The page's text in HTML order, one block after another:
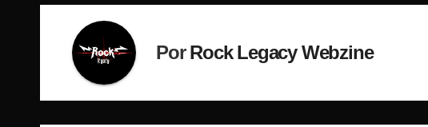
PorRock Legacy Webzine